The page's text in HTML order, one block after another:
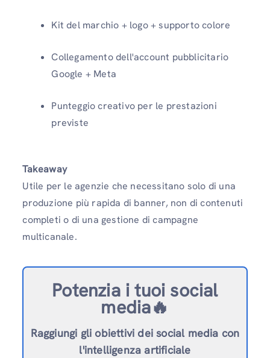
Kit del marchio + logo + supporto colore
Collegamento dell'account pubblicitario
Google + Meta
Punteggio creativo per le prestazioni
previste
Takeaway
Utile per le agenzie che necessitano solo di una
produzione più rapida di banner, non di contenuti
completi o di una gestione di campagne
multicanale.
Potenzia i tuoi social
media🔥
Raggiungi gli obiettivi dei social media con
l'intelligenza artificiale